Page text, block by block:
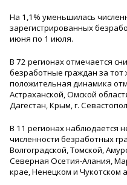
На 1,1% уменьшилась
зарегистрированных
июня по 1 июля.
В 72 регионах отмечается
безработные граждан за
положительная динамика
Астраханской, Омской
Дагестан, Крым, г.
В 11 регионах наблюдается
численности безработных
Волгоградской, Томской,
Северная Осетия-Алания,
крае, Ненецком и Чукотском